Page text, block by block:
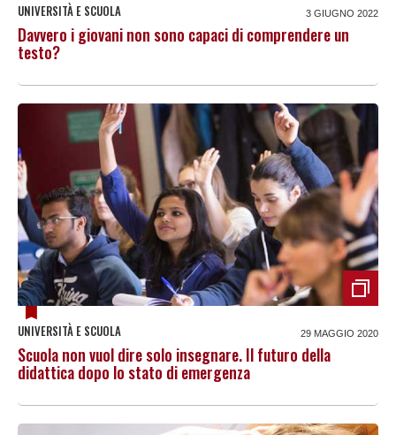
UNIVERSITÀ E SCUOLA 3 GIUGNO 2022
Davvero i giovani non sono capaci di comprendere un
testo?
UNIVERSITÀ E SCUOLA 29 MAGGIO 2020
Scuola non vuol dire solo insegnare. Il futuro della
didattica dopo lo stato di emergenza